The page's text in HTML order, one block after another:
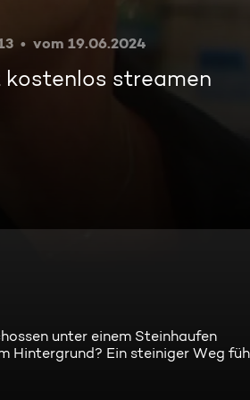
vom 19.06.2024
streamen
unter einem Steinhaufen
Hintergrund? Ein steiniger Weg